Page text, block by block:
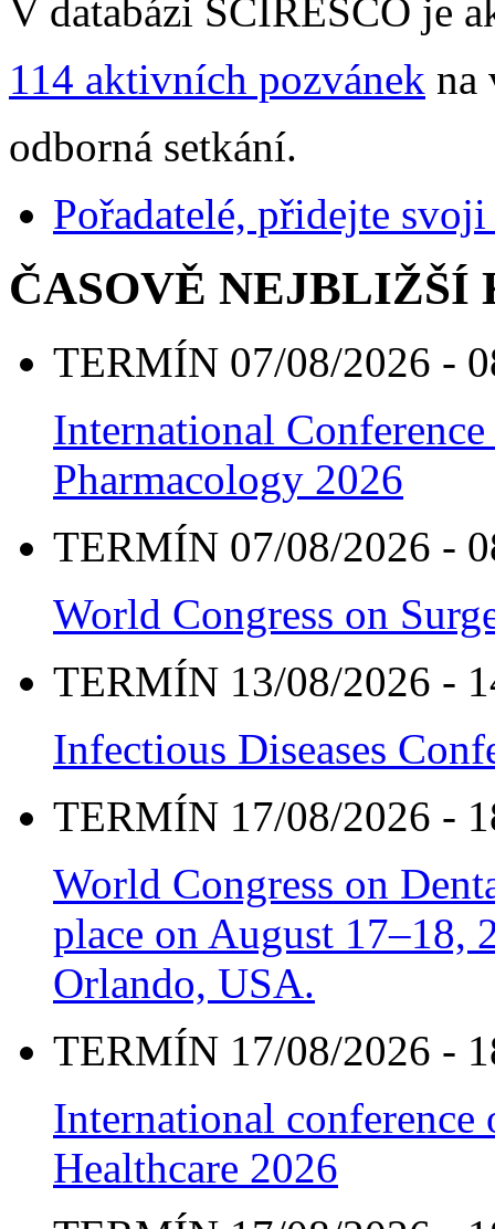
V databázi SCIRESCO je
114 aktivních pozvánek na
odborná setkání.
Pořadatelé, přidejte
ČASOVĚ NEJBLIŽŠÍ
TERMÍN 07/08/2026 -
International
Pharmacology 2026
TERMÍN 07/08/2026 -
World Congress on
TERMÍN 13/08/2026 -
Infectious Diseases
TERMÍN 17/08/2026 -
World Congress on
place on August 17–18,
Orlando, USA.
TERMÍN 17/08/2026 -
International
Healthcare 2026